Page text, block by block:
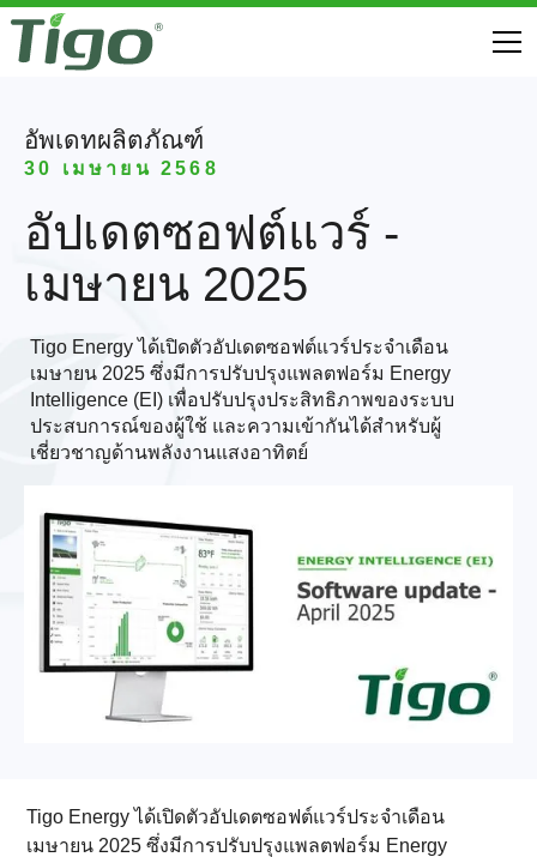
อัพเดทผลิตภัณฑ์
30 เมษายน 2568
อัปเดตซอฟต์แวร์ -
เมษายน 2025
Tigo Energy ได้เปิดตัวอัปเดตซอฟต์แวร์ประจำเดือน
เมษายน 2025 ซึ่งมีการปรับปรุงแพลตฟอร์ม Energy
Intelligence (EI) เพื่อปรับปรุงประสิทธิภาพของระบบ
ประสบการณ์ของผู้ใช้ และความเข้ากันได้สำหรับผู้
เชี่ยวชาญด้านพลังงานแสงอาทิตย์
Tigo Energy ได้เปิดตัวอัปเดตซอฟต์แวร์ประจำเดือน
เมษายน 2025 ซึ่งมีการปรับปรุงแพลตฟอร์ม Energy